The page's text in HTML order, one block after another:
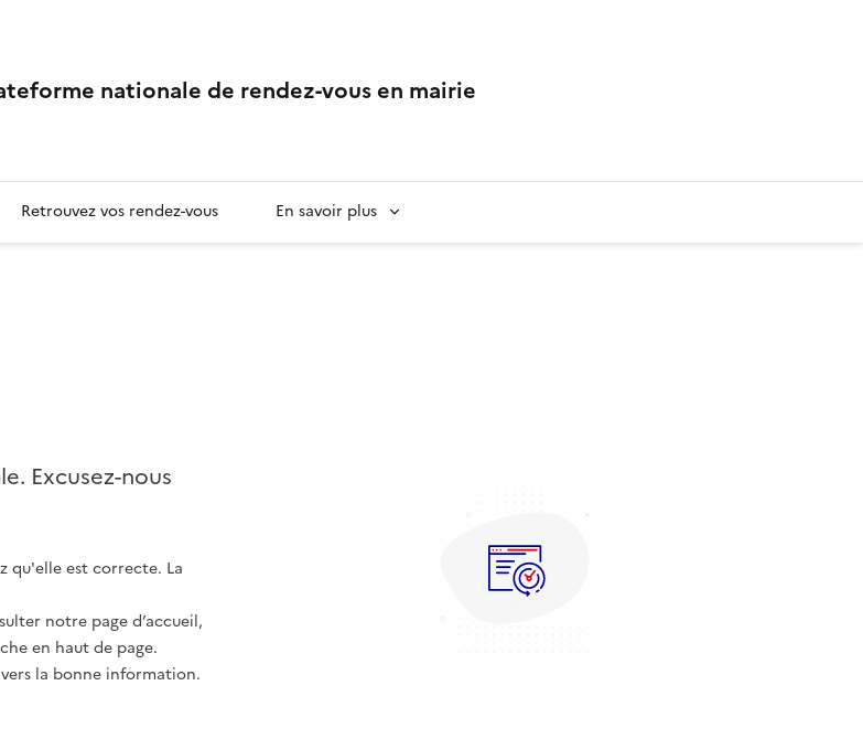
nationale de rendez-vous en mairie
Retrouvez vos rendez-vous En savoir plus
Excusez-nous
qu'elle est correcte. La
notre page d’accueil,
en haut de page.
la bonne information.